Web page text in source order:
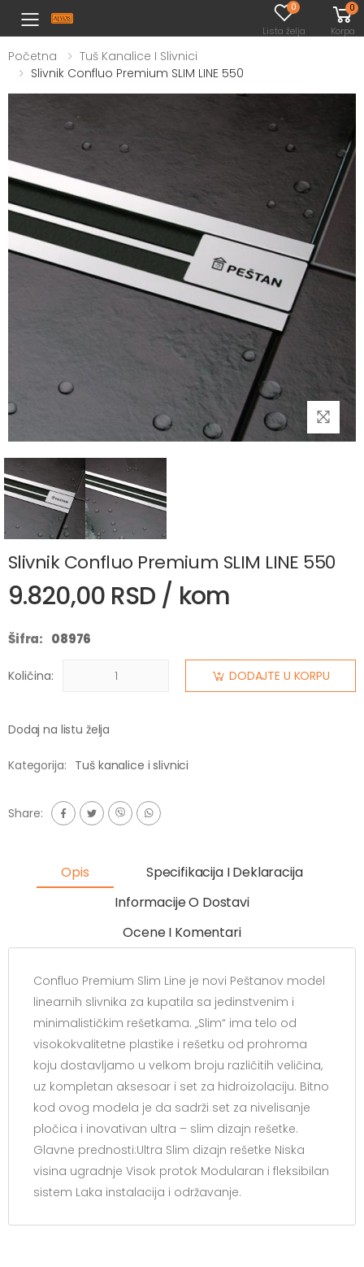
Toggle mobile menu
0
Lista želja
0
Korpa
Početna
Tuš Kanalice I Slivnici
Slivnik Confluo Premium SLIM LINE 550
Slivnik Confluo Premium SLIM LINE 550
9.820,00 RSD / kom
Šifra: 08976
Količina: DODAJTE U KORPU
Dodaj na listu želja
Kategorija: Tuš kanalice i slivnici
Share:
Opis
Specifikacija I Deklaracija
Informacije O Dostavi
Ocene I Komentari
Confluo Premium Slim Line je novi Peštanov model
linearnih slivnika za kupatila sa jedinstvenim i
minimalističkim rešetkama. „Slim“ ima telo od
visokokvalitetne plastike i rešetku od prohroma
koju dostavljamo u velkom broju različitih veličina,
uz kompletan aksesoar i set za hidroizolaciju. Bitno
kod ovog modela je da sadrži set za nivelisanje
pločica i inovativan ultra – slim dizajn rešetke.
Glavne prednosti:Ultra Slim dizajn rešetke Niska
visina ugradnje Visok protok Modularan i fleksibilan
sistem Laka instalacija i održavanje.